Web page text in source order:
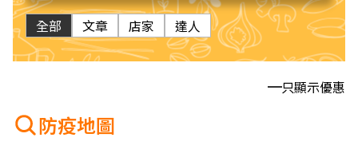
全部 文章 店家 達人
只顯示優惠
防疫地圖